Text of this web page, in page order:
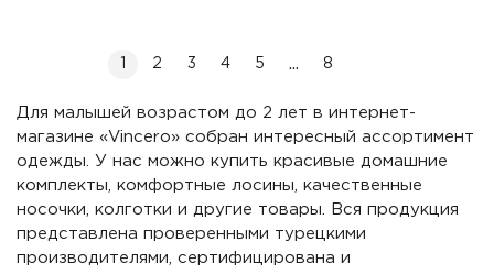
2 3 4 5 ... 8
Для малышей возрастом до 2 лет в интернет-
магазине «Vincero» собран интересный ассортимент
одежды. У нас можно купить красивые домашние
комплекты, комфортные лосины, качественные
носочки, колготки и другие товары. Вся продукция
представлена проверенными турецкими
производителями, сертифицирована и